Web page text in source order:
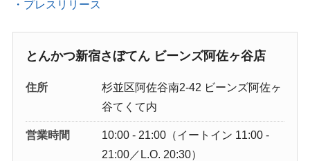
・プレスリリース
とんかつ新宿さぼてん ビーンズ阿佐ヶ谷店
住所
杉並区阿佐谷南2-42 ビーンズ阿佐ヶ
谷てくて内
営業時間
10:00 - 21:00（イートイン 11:00 -
21:00／L.O. 20:30）